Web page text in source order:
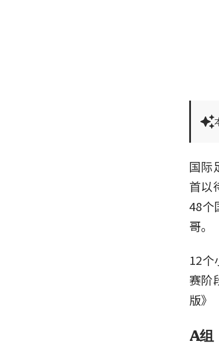
国际
首以
48个
哥。
12个
赛阶
版》
A组